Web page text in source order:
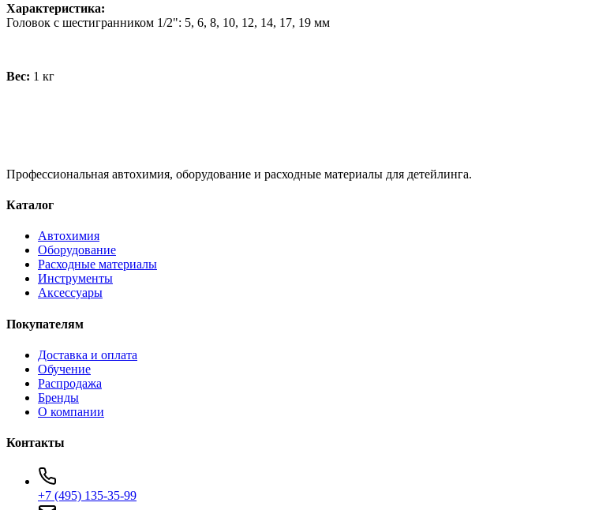
Характеристика:
Головок с шестигранником 1/2": 5, 6, 8, 10, 12, 14, 17, 19 мм
Вес: 1 кг
Профессиональная автохимия, оборудование и расходные материалы для детейлинга.
Каталог
Автохимия
Оборудование
Расходные материалы
Инструменты
Аксессуары
Покупателям
Доставка и оплата
Обучение
Распродажа
Бренды
О компании
Контакты
+7 (495) 135-35-99